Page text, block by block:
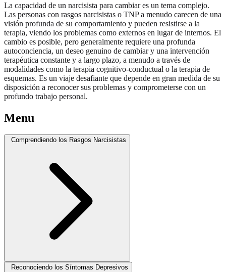
La capacidad de un narcisista para cambiar es un tema complejo.
Las personas con rasgos narcisistas o TNP a menudo carecen de una
visión profunda de su comportamiento y pueden resistirse a la
terapia, viendo los problemas como externos en lugar de internos. El
cambio es posible, pero generalmente requiere una profunda
autoconciencia, un deseo genuino de cambiar y una intervención
terapéutica constante y a largo plazo, a menudo a través de
modalidades como la terapia cognitivo-conductual o la terapia de
esquemas. Es un viaje desafiante que depende en gran medida de su
disposición a reconocer sus problemas y comprometerse con un
profundo trabajo personal.
Menu
Comprendiendo los Rasgos Narcisistas
Reconociendo los Síntomas Depresivos